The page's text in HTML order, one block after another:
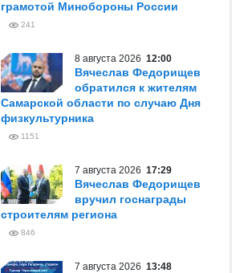
грамотой Минобороны России
241
8 августа 2026 12:00
Вячеслав Федорищев
обратился к жителям
Самарской области по случаю Дня
физкультурника
1151
7 августа 2026 17:29
Вячеслав Федорищев
вручил госнаграды
строителям региона
846
7 августа 2026 13:48